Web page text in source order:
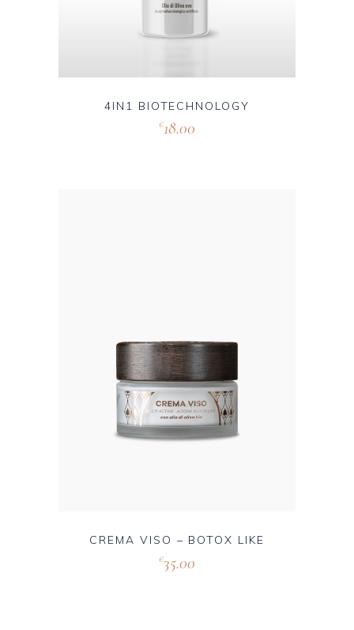
4IN1 BIOTECHNOLOGY
€18.00
CREMA VISO – BOTOX LIKE
€35.00